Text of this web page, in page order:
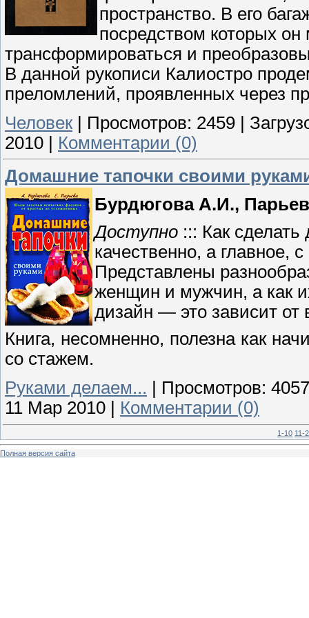
пространство. В его
посредством которых
трансформироваться и
В данной рукописи Калиостро
преломлений, проявленных через
Человек
Просмотров: 2459
2010
Комментарии (0)
Домашние тапочки своими
Бурдюгова А.И.,
Доступно ::: Как
качественно, а главное,
Представлены
женщин и мужчин, а как
дизайн — это зависит
Книга, несомненно, полезна как
со стажем.
Руками делаем...
Просмотров:
11 Мар 2010
Комментарии (0)
1-10 11-
Полная версия сайта